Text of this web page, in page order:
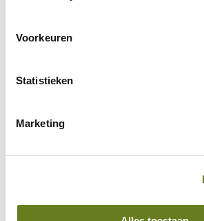
Voorkeuren
Statistieken
Marketing
Vind in 5 vragen uw ideale
Start de keuzehulp